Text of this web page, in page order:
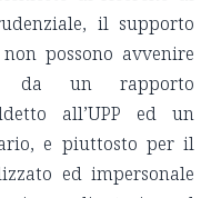
il supporto
possono avvenire
da un rapporto
all’UPP ed un
e piuttosto per il
ed impersonale